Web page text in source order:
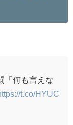
「何も言えな
t.co/HYUC